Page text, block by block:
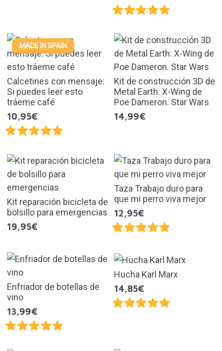
MADE IN SPAIN
Calcetines con mensaje:
Si puedes leer esto
tráeme café
10,95€
Kit de construcción 3D de
Metal Earth: X-Wing de
Poe Dameron. Star Wars
14,99€
Kit reparación bicicleta de
bolsillo para emergencias
19,95€
Taza Trabajo duro para
que mi perro viva mejor
12,95€
Enfriador de botellas de
vino
13,99€
Hucha Karl Marx
14,85€